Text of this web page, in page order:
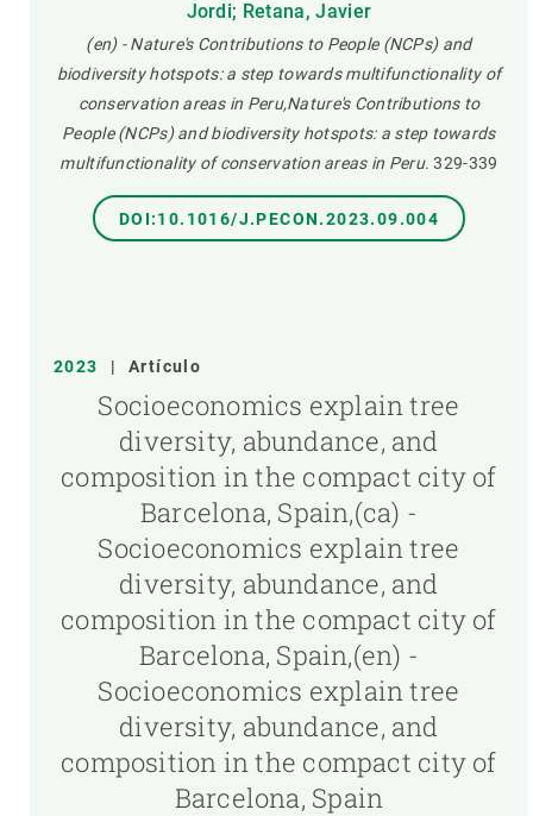
Jordi; Retana, Javier
(en) - Nature's Contributions to People (NCPs) and
biodiversity hotspots: a step towards multifunctionality of
conservation areas in Peru,Nature's Contributions to
People (NCPs) and biodiversity hotspots: a step towards
multifunctionality of conservation areas in Peru. 329-339
DOI:10.1016/J.PECON.2023.09.004
2023 | Artículo
Socioeconomics explain tree
diversity, abundance, and
composition in the compact city of
Barcelona, Spain,(ca) -
Socioeconomics explain tree
diversity, abundance, and
composition in the compact city of
Barcelona, Spain,(en) -
Socioeconomics explain tree
diversity, abundance, and
composition in the compact city of
Barcelona, Spain